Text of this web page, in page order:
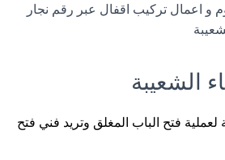
و اعمال تركيب اقفال عبر رقم نجار
الشعيبة
فتح الباب المغلق وتريد فني فتح